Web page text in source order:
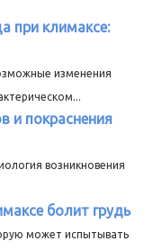
при климаксе:
изменения
и покраснения
возникновения
болит грудь
может испытывать